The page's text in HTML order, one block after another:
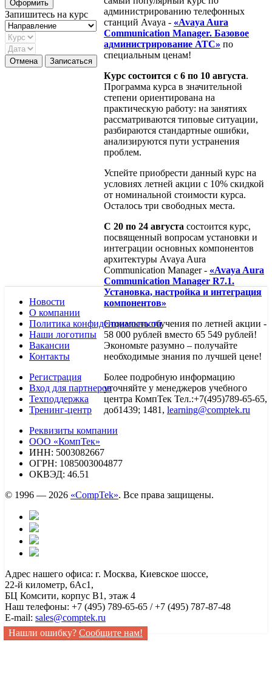
Запишитесь на курс
администрированию телефонных
станций Avaya - «Avaya Aura
Communication Manager. Базовое
администрирование АТС» по
специальным ценам!
Курс состоится с 6 по 10 августа.
Программа курса в значительной
степени ориентирована на
практическую работу: на занятиях
рассматриваются типовые ситуации,
разбираются стандартные ошибки,
анализируются пути устранения
проблем.
Успейте приобрести данный курс на
условиях летней акции с 10% скидкой
от номинальной стоимости курса.
Осталось три свободных места.
С 20 по 24 августа состоится курс,
посвященный вопросам установки и
интеграции основных компонентов
архитектуры Avaya Aura
Communication Manager - «Avaya Aura
Communication Manager R7.1.
Установка, настройка и интеграция
компонентов»
Стоимость обучения по летней акции -
58 000 рублей вместо 65 549 рублей!
Экономьте разумно – получайте
необходимые знания по лучшей цене!
Более подробную информацию
уточняйте у менеджеров учебного
центра КомпТек Тел.:+7(495)789-65-65,
доб1439; 1481, learning@comptek.ru
Новости
О компании
Политика конфиденциальности
Наши логотипы
Вакансии
Контакты
Регистрация
Вход для партнеров
Техподдержка
Тренинг-центр
Реквизиты компании
ООО «КомпТек»
ИНН: 5003082667
ОГРН: 1085003004877
ОКВЭД: 46.51
© 1996 — 2026 «CompTek». Все права защищены.
Адрес нашего офиса: г. Москва, Киевское шоссе,
22-й километр, 6Ас1,
БЦ Комсити, корпус B1, этаж 4
Наш телефоны: +7 (495) 789-65-65 / +7 (495) 787-87-48
E-mail: sales@comptek.ru
Нашли ошибку? Сообщите нам!